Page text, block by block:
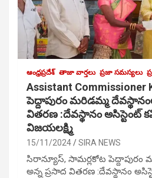
ఆంధ్రప్రదేశ్ తాజా వార్తలు ప్రజా సమస్యలు
Assistant Commissioner
పెద్దాపురం మరిడమ్మ
వితరణ :దేవస్థానం అసిస్టెంట్
విజయలక్ష్మి
15/11/2024 SIRA NEWS
సిరాన్యూస్, సామర్లకోట పెద్దాపురం
అన్న ప్రసాద వితరణ :దేవస్థానం